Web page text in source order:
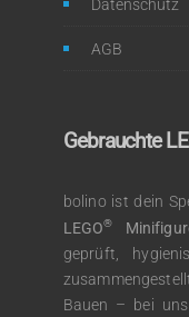
Datenschutz
AGB
Gebrauchte
bolino ist dein
LEGO®
geprüft,
Bauen – bei